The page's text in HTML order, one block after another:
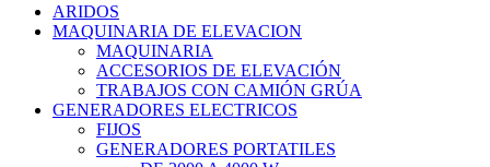
ARIDOS
MAQUINARIA DE ELEVACION
MAQUINARIA
ACCESORIOS DE ELEVACIÓN
TRABAJOS CON CAMIÓN GRÚA
GENERADORES ELECTRICOS
FIJOS
GENERADORES PORTATILES